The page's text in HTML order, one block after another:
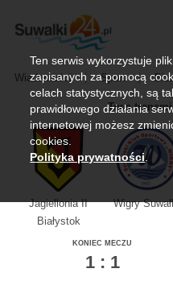
Wiadomości Sport
Trwa
Jagiellonia II
Białystok
Wigry
KONIEC MECZU
1 : 1
Ten serwis wykorzystuje
zapisanych za pomocą
celach statystycznych, są
prawidłowego działania
internetowej możesz
cookies.
Polityka prywatności.